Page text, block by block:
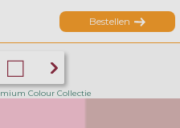
Bestellen
Colour Collectie